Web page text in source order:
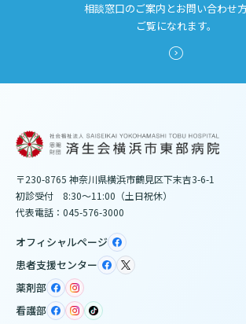
相談窓口のご案内とお問い合わせ
ご覧になれます。
〒230-8765 神奈川県横浜市鶴見区下末吉3-6-1
初診受付 8:30～11:00（土日祝休）
代表電話：045-576-3000
オフィシャルページ
患者支援センター
薬剤部
看護部